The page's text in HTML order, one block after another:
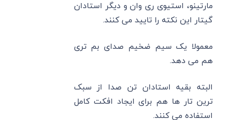
مارتینو، استیوی ری وان و دیگر استادان
گیتار این نکته را تایید می کنند.
معمولا یک سیم ضخیم صدای بم تری
هم می دهد.
البته بقیه استادان تن صدا از سبک
ترین تار ها هم برای ایجاد افکت کامل
استفاده می کنند.